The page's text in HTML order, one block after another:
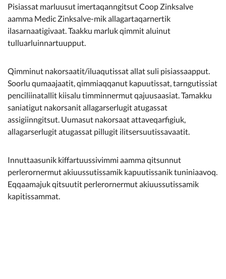
Pisiassat marluusut imertaqanngitsut Coop Zinksalve
aamma Medic Zinksalve-mik allagartaqarnertik
ilasarnaatigivaat. Taakku marluk qimmit aluinut
tulluarluinnartuupput.
Qimminut nakorsaatit/iluaqutissat allat suli pisiassaapput.
Soorlu qumaajaatit, qimmiaqqanut kapuutissat, tarngutissiat
penciliinatallit kiisalu timminnermut qajuusaasiat. Tamakku
saniatigut nakorsanit allagarserlugit atugassat
assigiinngitsut. Uumasut nakorsaat attaveqarfigiuk,
allagarserlugit atugassat pillugit ilitsersuutissavaatit.
Innuttaasunik kiffartuussivimmi aamma qitsunnut
perlerornermut akiuussutissamik kapuutissanik tuniniaavoq.
Eqqaamajuk qitsuutit perlerornermut akiuussutissamik
kapitissammat.